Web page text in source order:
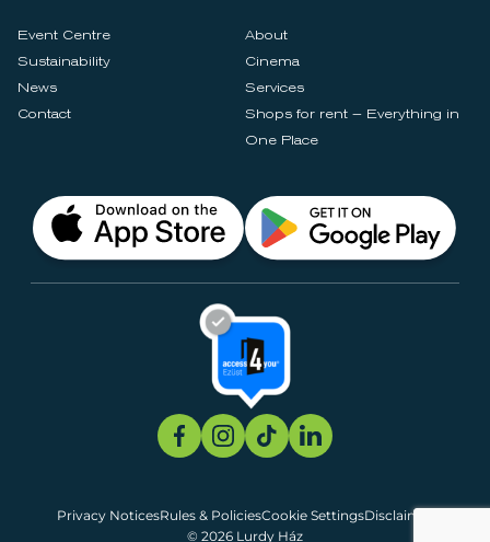
Event Centre
About
Sustainability
Cinema
News
Services
Contact
Shops for rent – Everything in
One Place
© 2026 Lurdy Ház
Privacy NoticesRules & PoliciesCookie SettingsDisclaimer